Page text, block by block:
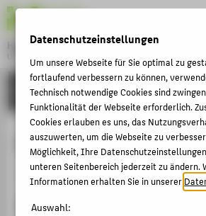
Hochschule für Technik und Wirtschaft Berlin
University of Applied Sciences
Menu
FORSCHUNG
Auf Wiedersehen
Veranstaltungsbeitrag › Vortrag ›
Veranstaltung
THEMEN
HOCHSCHULE
CAMPUS
STUDIUM
LEHRE
Datenschutzeinstellungen
Um unsere Webseite für Sie optimal zu
fortlaufend verbessern zu können,
Technisch notwendige Cookies sind
Funktionalität der Webseite erforderlich.
Cookies erlauben es uns, das
auszuwerten, um die Webseite zu
Möglichkeit, Ihre
unteren Seitenbereich jederzeit zu ändern.
Informationen erhalten Sie in unserer
Auswahl: